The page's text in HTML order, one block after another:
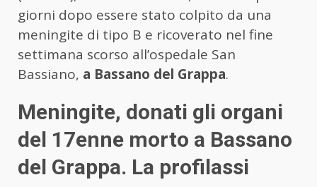
giorni dopo essere stato colpito da una
meningite di tipo B e ricoverato nel fine
settimana scorso all’ospedale San
Bassiano, a Bassano del Grappa.
Meningite, donati gli organi
del 17enne morto a Bassano
del Grappa. La profilassi